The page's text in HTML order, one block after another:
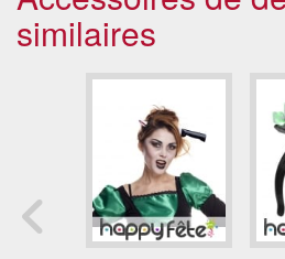
similaires